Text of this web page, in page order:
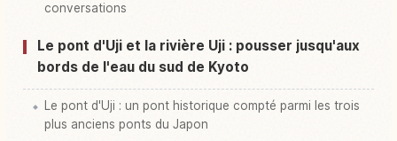
conversations
Le pont d'Uji et la rivière Uji : pousser jusqu'aux
bords de l'eau du sud de Kyoto
Le pont d'Uji : un pont historique compté parmi les trois
plus anciens ponts du Japon